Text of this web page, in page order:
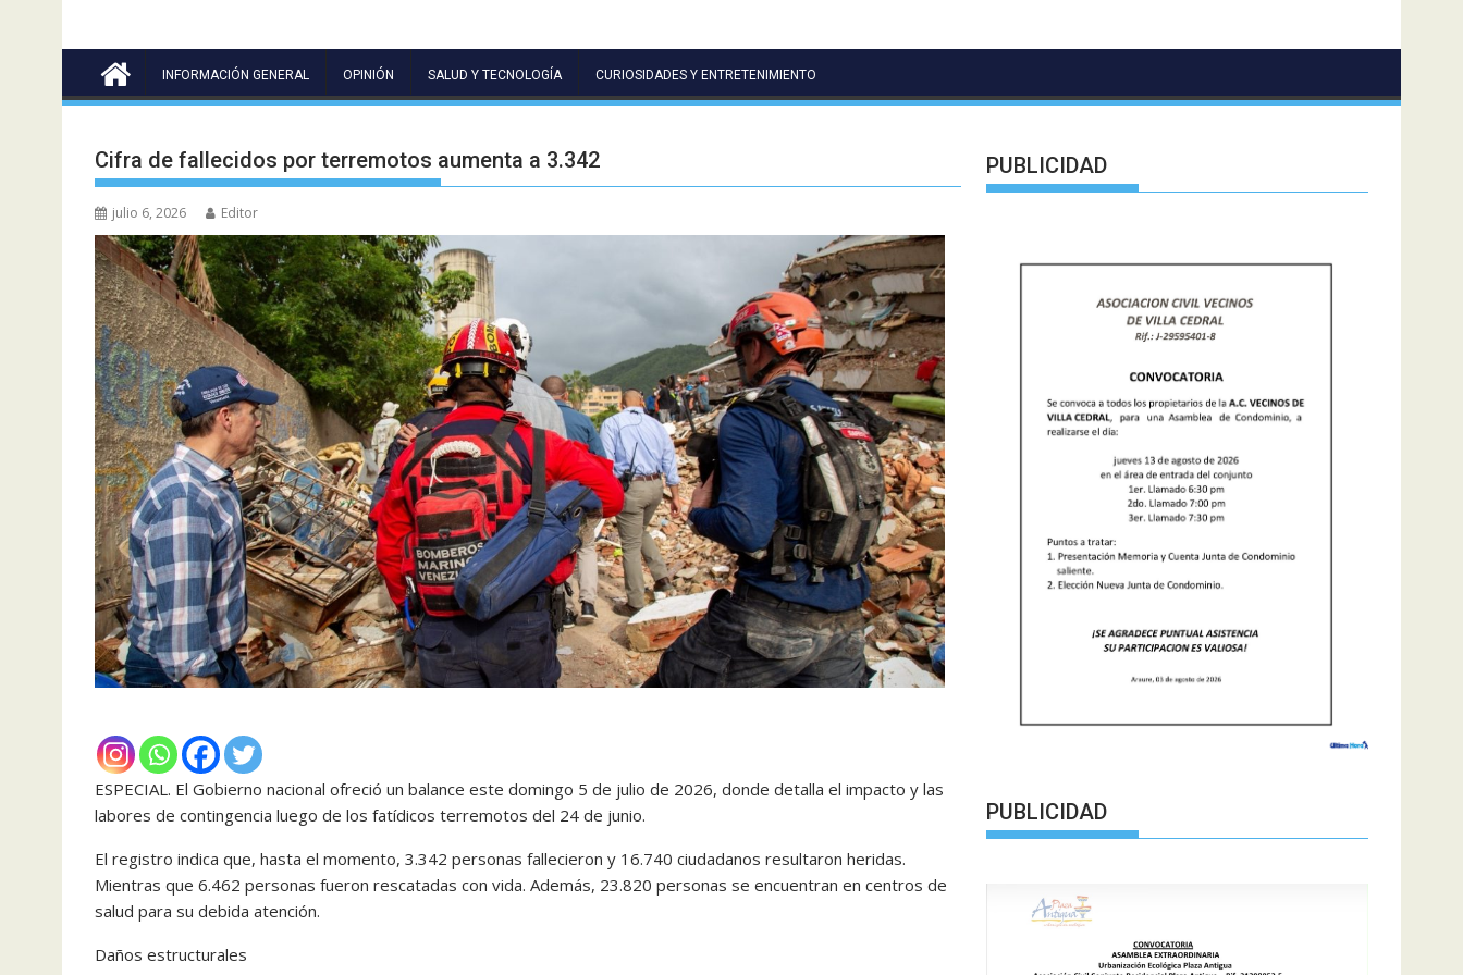
INFORMACIÓN GENERAL OPINIÓN SALUD Y TECNOLOGÍA CURIOSIDADES Y ENTRETENIMIENTO
Cifra de fallecidos por terremotos aumenta a 3.342
julio 6, 2026 Editor
ESPECIAL. El Gobierno nacional ofreció un balance este domingo 5 de julio de 2026, donde detalla el impacto y las
labores de contingencia luego de los fatídicos terremotos del 24 de junio.
​El registro indica que, hasta el momento, 3.342 personas fallecieron y 16.740 ciudadanos resultaron heridas.
Mientras que 6.462 personas fueron rescatadas con vida. Además, 23.820 personas se encuentran en centros de
salud para su debida atención.
​Daños estructurales
PUBLICIDAD
PUBLICIDAD